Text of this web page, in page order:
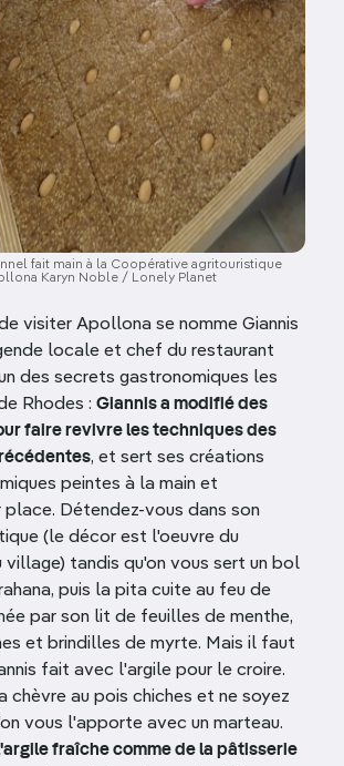
fait main à la Coopérative agritouristique
Karyn Noble / Lonely Planet
visiter Apollona se nomme Giannis
locale et chef du restaurant
des secrets gastronomiques les
Rhodes : Giannis a modifié des
faire revivre les techniques des
, et sert ses créations
peintes à la main et
place. Détendez-vous dans son
(le décor est l'oeuvre du
village) tandis qu'on vous sert un bol
puis la pita cuite au feu de
par son lit de feuilles de menthe,
et brindilles de myrte. Mais il faut
fait avec l'argile pour le croire.
chèvre au pois chiches et ne soyez
vous l'apporte avec un marteau.
fraîche comme de la pâtisserie